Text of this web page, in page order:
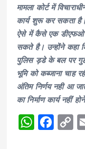
मामला कोर्ट में
कार्य शुरू कर सकता
ऐसे में कैसे एक डीएफओ
सकते है। उन्होंने कहा
पुलिस ड़डे के बल पर
भूमि को कब्जाना चाह
अंतिम निर्णय नही आ
का निर्माण कार्य नहीं
W F
C